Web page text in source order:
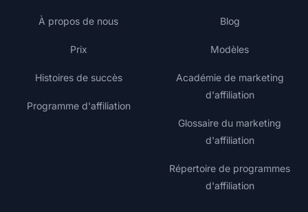
À propos de nous
Prix
Histoires de succès
Programme d'affiliation
Blog
Modèles
Académie de marketing
d'affiliation
Glossaire du marketing
d'affiliation
Répertoire de programmes
d'affiliation